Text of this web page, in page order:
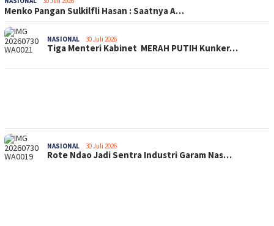
Menko Pangan Sulkilfli Hasan : Saatnya A…
NASIONAL 30 Juli 2026
Tiga Menteri Kabinet MERAH PUTIH Kunker…
NASIONAL 30 Juli 2026
Rote Ndao Jadi Sentra Industri Garam Nas…